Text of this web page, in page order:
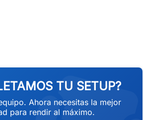
TU SETUP?
Ahora necesitas la mejor
para rendir al máximo.